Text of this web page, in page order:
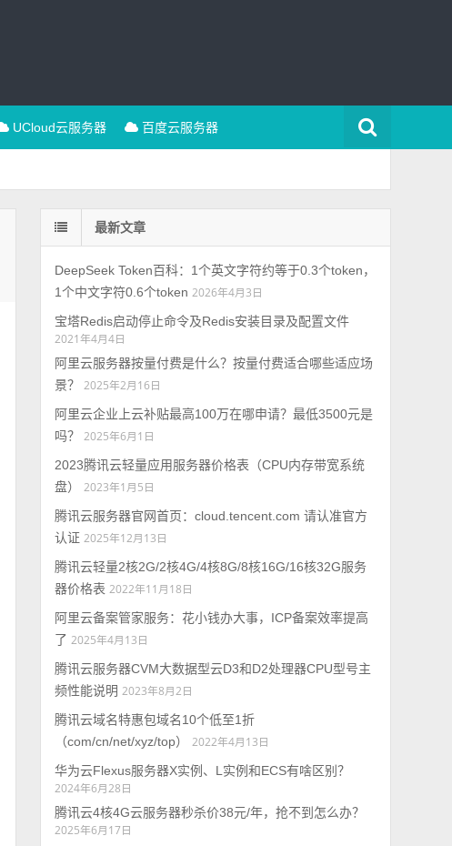
UCloud云服务器 百度云服务器
最新文章
DeepSeek Token百科：1个英文字符约等于0.3个token，
1个中文字符0.6个token 2026年4月3日
宝塔Redis启动停止命令及Redis安装目录及配置文件
2021年4月4日
阿里云服务器按量付费是什么？按量付费适合哪些适应场
景？
2025年2月16日
阿里云企业上云补贴最高100万在哪申请？最低3500元是
吗？
2025年6月1日
2023腾讯云轻量应用服务器价格表（CPU内存带宽系统
盘）
2023年1月5日
腾讯云服务器官网首页：cloud.tencent.com 请认准官方
认证 2025年12月13日
腾讯云轻量2核2G/2核4G/4核8G/8核16G/16核32G服务
器价格表 2022年11月18日
阿里云备案管家服务：花小钱办大事，ICP备案效率提高
了 2025年4月13日
腾讯云服务器CVM大数据型云D3和D2处理器CPU型号主
频性能说明 2023年8月2日
腾讯云域名特惠包域名10个低至1折
（com/cn/net/xyz/top）
2022年4月13日
华为云Flexus服务器X实例、L实例和ECS有啥区别？
2024年6月28日
腾讯云4核4G云服务器秒杀价38元/年，抢不到怎么办？
2025年6月17日